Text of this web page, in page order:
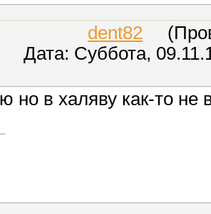
dent82
Дата: Суббота,
но в халяву как-то не